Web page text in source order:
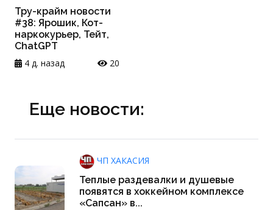
Тру-крайм новости
#38: Ярошик, Кот-
наркокурьер, Тейт,
ChatGPT
4 д. назад
20
Еще новости:
ЧП ХАКАСИЯ
Теплые раздевалки и душевые
появятся в хоккейном комплексе
«Сапсан» в...